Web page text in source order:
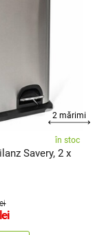
2 mărimi
în stoc
Savery, 2 x
lei